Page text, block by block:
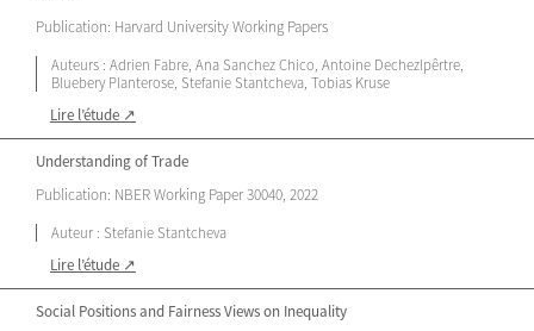
Publication: Harvard University Working Papers
Auteurs : Adrien Fabre, Ana Sanchez Chico, Antoine Dechezlpêrtre,
Bluebery Planterose, Stefanie Stantcheva, Tobias Kruse
Lire l’étude ↗
Understanding of Trade
Publication: NBER Working Paper 30040, 2022
Auteur : Stefanie Stantcheva
Lire l’étude ↗
Social Positions and Fairness Views on Inequality